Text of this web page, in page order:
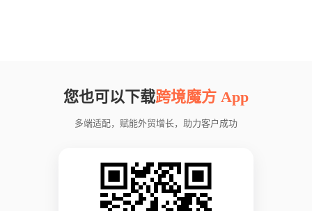
您也可以下载跨境魔方 App
多端适配，赋能外贸增长，助力客户成功